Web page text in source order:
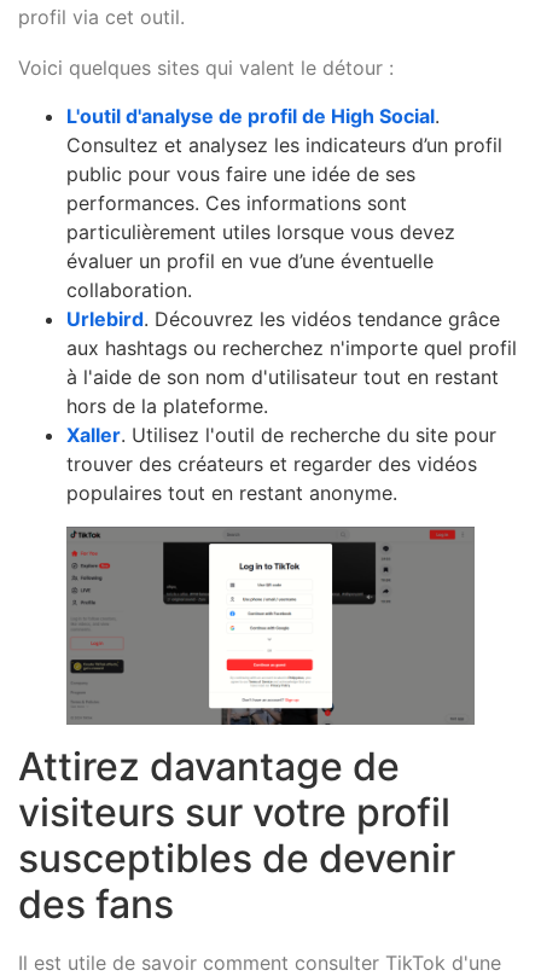
profil via cet outil.
Voici quelques sites qui valent le détour :
L'outil d'analyse de profil de High Social.
Consultez et analysez les indicateurs d’un profil
public pour vous faire une idée de ses
performances. Ces informations sont
particulièrement utiles lorsque vous devez
évaluer un profil en vue d’une éventuelle
collaboration.
Urlebird. Découvrez les vidéos tendance grâce
aux hashtags ou recherchez n'importe quel profil
à l'aide de son nom d'utilisateur tout en restant
hors de la plateforme.
Xaller. Utilisez l'outil de recherche du site pour
trouver des créateurs et regarder des vidéos
populaires tout en restant anonyme.
Attirez davantage de
visiteurs sur votre profil
susceptibles de devenir
des fans
Il est utile de savoir comment consulter TikTok d'une